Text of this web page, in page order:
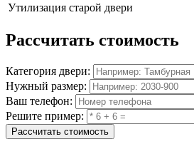
Утилизация старой двери
Рассчитать стоимость
Категория двери:
Нужный размер:
Ваш телефон:
Решите пример:
Рассчитать стоимость